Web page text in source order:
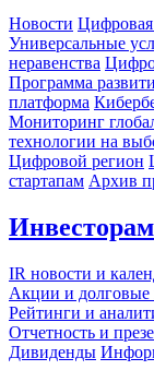
Новости
Универсальные
неравенства
Программа
платформа
Мониторинг
технологии на
Цифровой регион
стартапам Архив
IR новости и
Акции и долговые
Рейтинги и
Отчетность и
Дивиденды